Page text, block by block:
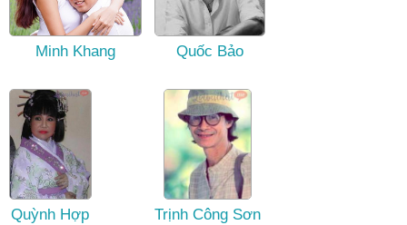
Minh Khang Quốc Bảo
Quỳnh Hợp Trịnh Công Sơn